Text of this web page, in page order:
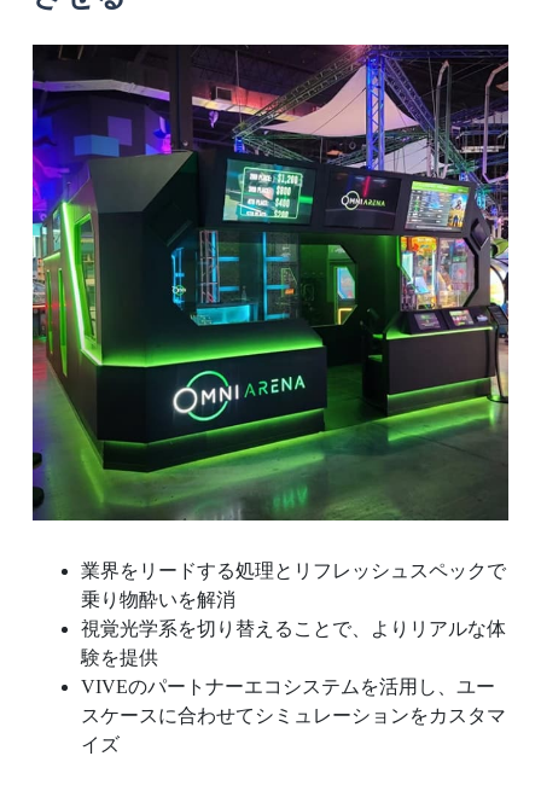
業界をリードする処理とリフレッシュスペックで
乗り物酔いを解消
視覚光学系を切り替えることで、よりリアルな体
験を提供
VIVEのパートナーエコシステムを活用し、ユー
スケースに合わせてシミュレーションをカスタマ
イズ